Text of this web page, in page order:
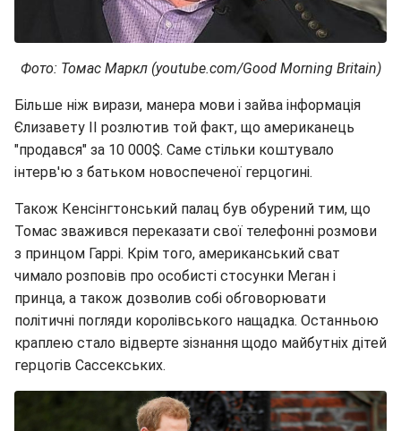
Фото: Томас Маркл (youtube.com/Good Morning Britain)
Більше ніж вирази, манера мови і зайва інформація
Єлизавету II розлютив той факт, що американець
"продався" за 10 000$. Саме стільки коштувало
інтерв'ю з батьком новоспеченої герцогині.
Також Кенсінгтонський палац був обурений тим, що
Томас зважився переказати свої телефонні розмови
з принцом Гаррі. Крім того, американський сват
чимало розповів про особисті стосунки Меган і
принца, а також дозволив собі обговорювати
політичні погляди королівського нащадка. Останньою
краплею стало відверте зізнання щодо майбутніх дітей
герцогів Сассекських.